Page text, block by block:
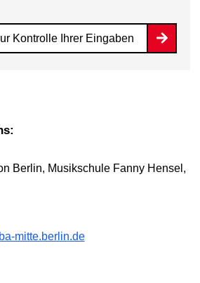
Kontrolle Ihrer Eingaben
Berlin, Musikschule Fanny Hensel,
mitte.berlin.de